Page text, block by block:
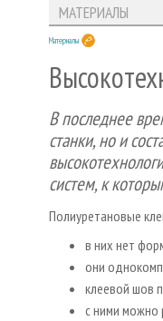
МАТЕРИАЛЫ
Материалы
В последнее
станки, но и
систем, к
Полиуретановые
в них нет
они
клеевой шов
с ними можно